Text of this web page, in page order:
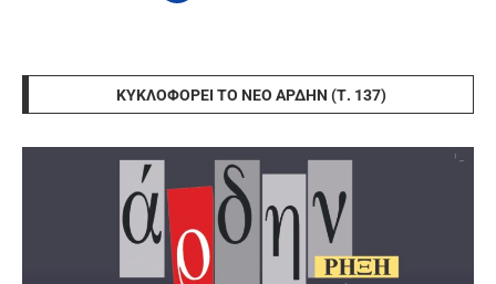
ΚΥΚΛΟΦΟΡΕΊ ΤΟ ΝΈΟ ΆΡΔΗΝ (Τ. 137)